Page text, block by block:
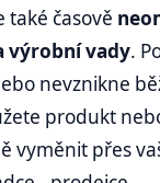
také časově
výrobní vady.
nevznikne
produkt
vyměnit přes